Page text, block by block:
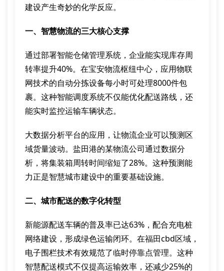
建设产生奇妙的化学反应。
一、智慧物流的三大核心支撑
通过部署智能仓储管理系统，企业能实现库存周
转率提升40%。在宝安物流枢纽中心，应用物联
网技术的自动分拣设备每小时可处理8000件包
裹。这种智能调度系统不仅能优化配送路线，还
能实时监控运输车辆状态。
大数据分析平台的应用，让物流企业可以预测区
域货量波动。盐田港的某物流公司通过数据分
析，将集装箱周转时间缩短了28%。这种预测能
力正是智慧城市建设中的重要基础设施。
二、城市配送的数字化转型
新能源配送车辆的普及率已达63%，配合充电桩
网络建设，形成绿色运输闭环。在福田cbd区域，
电子围栏技术有效规范了临时停靠点管理。这种
智慧配送模式不仅提高运输效率，还减少25%的